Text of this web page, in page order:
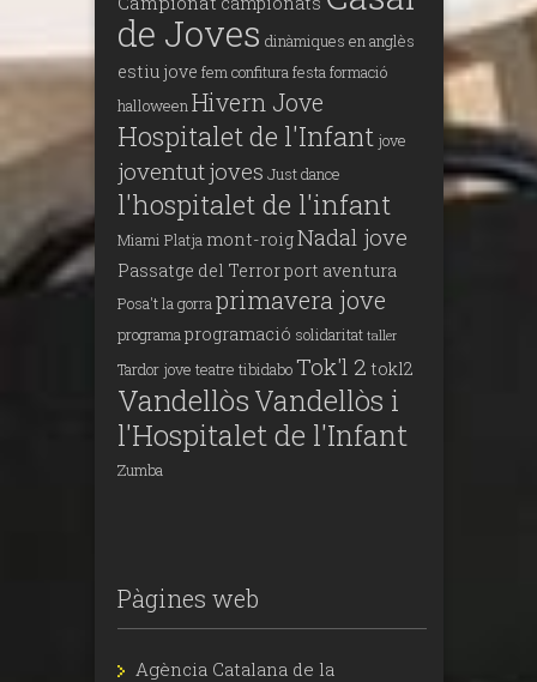
de Joves dinàmiques en anglès
estiu jove fem confitura festa formació
halloween Hivern Jove
Hospitalet de l'Infant jove
joventutjoves Just dance
l'hospitalet de l'infant
Miami Platja mont-roigNadal jove
Passatge del Terrorport aventura
Posa't la gorra primavera jove
programa programació solidaritat taller
Tardor jove teatre tibidaboTok'l 2 tokl2
VandellòsVandellòs i
l'Hospitalet de l'Infant
Zumba
Pàgines web
Agència Catalana de la